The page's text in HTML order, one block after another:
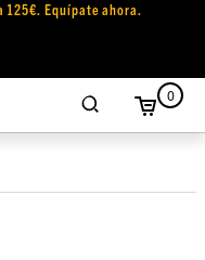
125€. Equípate ahora.
0